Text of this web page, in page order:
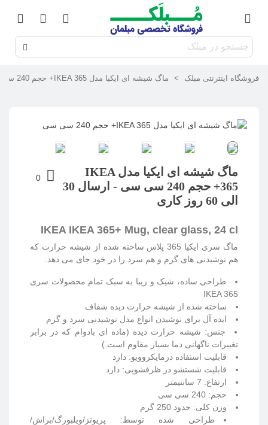
فروشگاه اینترنتی مبلک > ماگ شیشه ای ایکیا مدل IKEA 365+ حجم 240 سی سی
ماگ شیشه ای ایکیا مدل IKEA
365+ حجم 240 سی سی - ارسال 30
الی 60 روز کاری
0
IKEA IKEA 365+ Mug, clear glass, 24 cl
ماگ سری ایکیا 365 پلاس
ساخته شده از شیشه حرارت که
هم نوشیدنی های گرم و هم سرد را در خود جای می دهد.
طراحی ساده، شیک و زیبا به سبک تمام محصولات سری
IKEA 365
ساخته شده از شیشه حرارت دیده شفاف
ایده آل برای نوشیدن انواع مدل نوشیدنی سرد و گرم
جنس: شیشه حرارت دیده (ماده ای بادوام که در برابر
تغییرات ناگهانی دما بسیار مقاوم است. )
قابلیت استفاده درمایکروویو: دارد
قابلیت شستشو در ظرفشویی: دارد
ارتفاع: 7 سانتیمتر
حجم: 240 سی سی
وزن کلی: حدود 250 گرم
طراحی شده توسط: پریوتز/ویلبورگ/براش/